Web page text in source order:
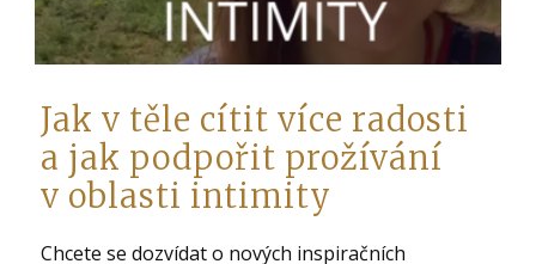
Jak v těle cítit více radosti
a jak podpořit prožívání
v oblasti intimity
Chcete se dozvídat o nových inspiračních